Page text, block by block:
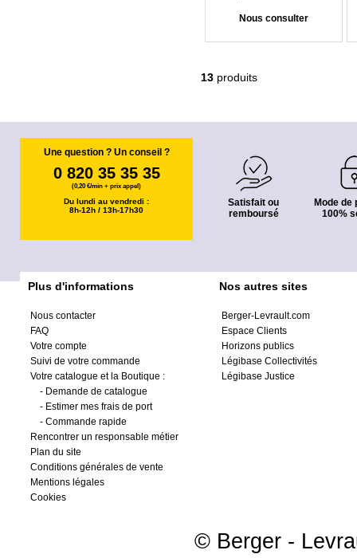
Nous consulter
13 produits
Une question ? Un conseil ?
0 820 35 35 35
(0,20 €/min + prix appel)
Du lundi au vendredi :
8h-12h / 13h-17h30
Satisfait ou
remboursé
Mode de
100%
Plus d'informations
Nous contacter
FAQ
Votre compte
Suivi de votre commande
Votre catalogue et la Boutique :
- Demande de catalogue
- Estimer mes frais de port
- Commande rapide
Rencontrer un responsable métier
Plan du site
Conditions générales de vente
Mentions légales
Cookies
Nos autres sites
Berger-Levrault.com
Espace Clients
Horizons publics
Légibase Collectivités
Légibase Justice
© Berger -